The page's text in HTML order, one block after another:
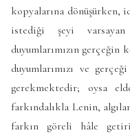
kopyalarına dönüşürken,
istediği şeyi
duyumlarımızın
duyumlarımızı ve
gerekmektedir; oysa
farkındalıkla Lenin,
farkın göreli hâle